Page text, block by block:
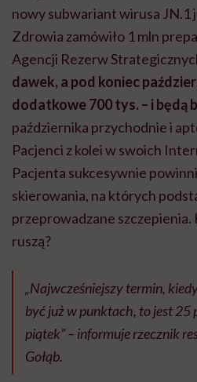
nowy subwariant wirusa JN.1
Zdrowia zamówiło 1 mln
Agencji Rezerw
dawek, a pod koniec
dodatkowe 700 tys. – i będą
października przychodnie i
Pacjenci z kolei w swoich
Pacjenta sukcesywnie
skierowania, na których
przeprowadzane
ruszą?
„Najwcześniejszy termin,
być już w punktach, to jest 25
piątek” – informuje rzecznik
Gołąb.